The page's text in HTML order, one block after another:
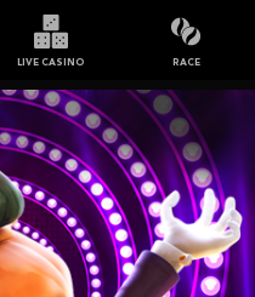
LIVE CASINO RACE